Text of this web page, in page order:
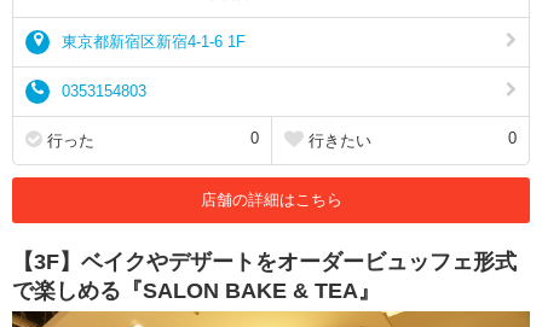
東京都新宿区新宿4-1-6 1F
0353154803
行った 0 行きたい 0
店舗の詳細はこちら
【3F】ベイクやデザートをオーダービュッフェ形式
で楽しめる『SALON BAKE & TEA』